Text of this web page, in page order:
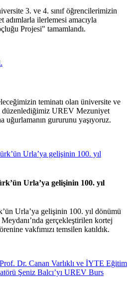
3. ve 4. sınıf öğrencilerimizin
adımlarla ilerlemesi amacıyla
Projesi" tamamlandı.
teminatı olan üniversite ve
düzenlediğimiz UREV Mezuniyet
uğurlamanın gururunu yaşıyoruz.
Urla’ya gelişinin 100. yıl
Urla’ya gelişinin 100. yıl dönümü
gerçekleştirilen kortej
vakfımızı temsilen katıldık.